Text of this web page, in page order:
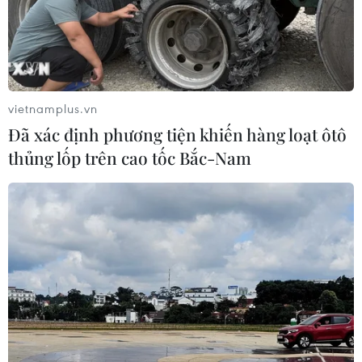
xóm Chăm La Ma
07/08/2026 09:52
Đảng và cách mạng Việt
Nam
07/08/2026 09:49
Tháo gỡ dứt điểm vướng
mắc hiện hữu dự án Nhà
máy điện hạt nhân Ninh
Thuận
07/08/2026 09:27
Lún, nứt cục bộ tại Quảng
trường lớn nhất Tây
Nguyên “đã được tính toán
trước”
07/08/2026 09:27
vietnamplus.vn
Đã xác định phương tiện khiến hàng loạt ôtô
thủng lốp trên cao tốc Bắc-Nam